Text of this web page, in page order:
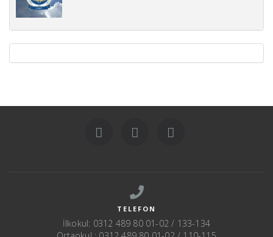
TELEFON
İlkokul: 0312 489 80 01-02 / 133-134